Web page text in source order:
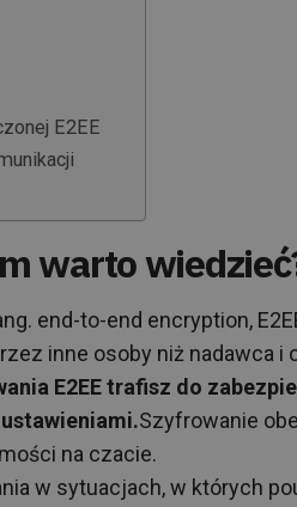
E2EE
warto
end-to-end encryption,
inne osoby niż nadawca i
E2EE trafisz do
Szyfrowanie
na czacie.
w sytuacjach, w których